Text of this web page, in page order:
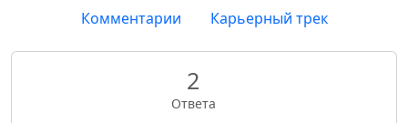
Комментарии
Карьерный трек
2
Ответа